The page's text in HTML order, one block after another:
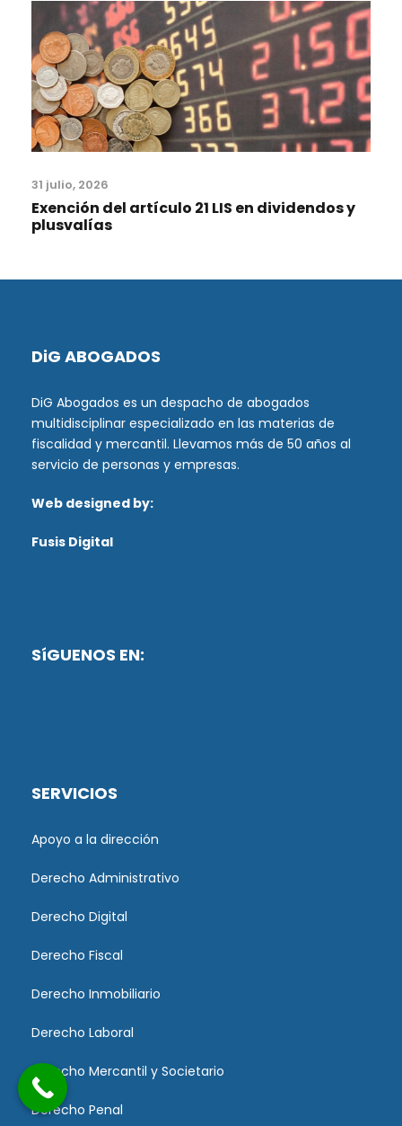
31 julio, 2026
Exención del artículo 21 LIS en dividendos y
plusvalías
DiG ABOGADOS
DiG Abogados es un despacho de abogados
multidisciplinar especializado en las materias de
fiscalidad y mercantil. Llevamos más de 50 años al
servicio de personas y empresas.
Web designed by:
Fusis Digital
SíGUENOS EN:
SERVICIOS
Apoyo a la dirección
Derecho Administrativo
Derecho Digital
Derecho Fiscal
Derecho Inmobiliario
Derecho Laboral
Derecho Mercantil y Societario
Derecho Penal